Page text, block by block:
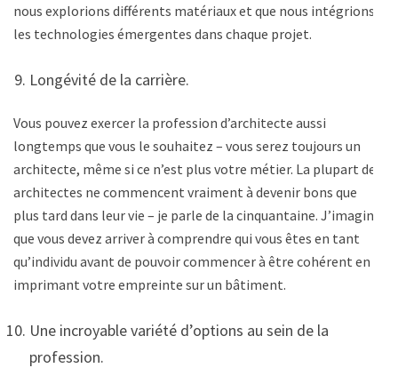
nous explorions différents matériaux et que nous intégrions
les technologies émergentes dans chaque projet.
Longévité de la carrière.
Vous pouvez exercer la profession d’architecte aussi
longtemps que vous le souhaitez – vous serez toujours un
architecte, même si ce n’est plus votre métier. La plupart des
architectes ne commencent vraiment à devenir bons que
plus tard dans leur vie – je parle de la cinquantaine. J’imagine
que vous devez arriver à comprendre qui vous êtes en tant
qu’individu avant de pouvoir commencer à être cohérent en
imprimant votre empreinte sur un bâtiment.
Une incroyable variété d’options au sein de la
profession.